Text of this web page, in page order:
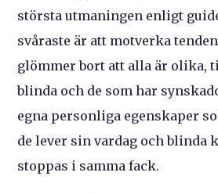
största utmaningen enligt
svåraste är att motverka
glömmer bort att alla är olika,
blinda och de som har
egna personliga egenskaper
de lever sin vardag och blinda
stoppas i samma fack.